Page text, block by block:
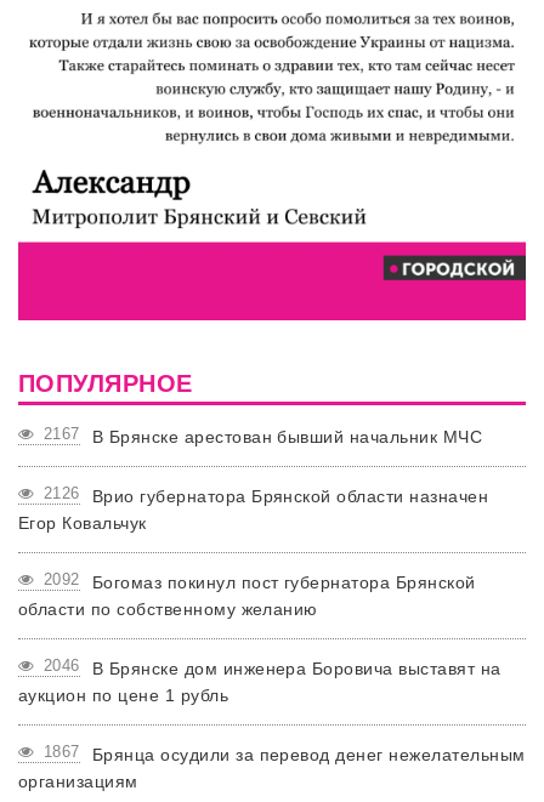
ПОПУЛЯРНОЕ
2167 В Брянске арестован бывший начальник МЧС
2126
Врио губернатора Брянской области назначен
Егор Ковальчук
2092
Богомаз покинул пост губернатора Брянской
области по собственному желанию
2046
В Брянске дом инженера Боровича выставят на
аукцион по цене 1 рубль
1867
Брянца осудили за перевод денег нежелательным
организациям